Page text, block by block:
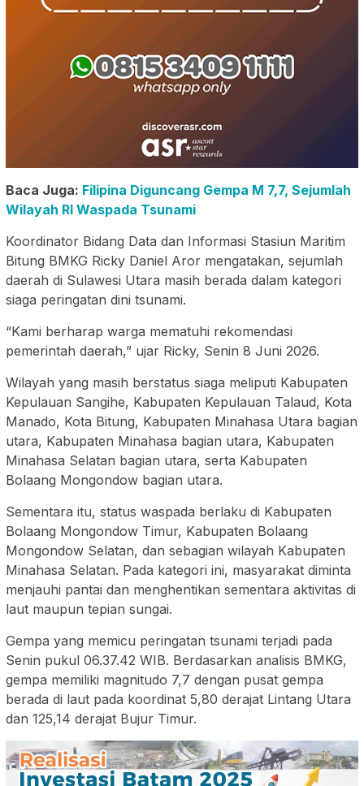
Baca Juga: Filipina Diguncang Gempa M 7,7, Sejumlah
Wilayah RI Waspada Tsunami
Koordinator Bidang Data dan Informasi Stasiun Maritim
Bitung BMKG Ricky Daniel Aror mengatakan, sejumlah
daerah di Sulawesi Utara masih berada dalam kategori
siaga peringatan dini tsunami.
“Kami berharap warga mematuhi rekomendasi
pemerintah daerah,” ujar Ricky, Senin 8 Juni 2026.
Wilayah yang masih berstatus siaga meliputi Kabupaten
Kepulauan Sangihe, Kabupaten Kepulauan Talaud, Kota
Manado, Kota Bitung, Kabupaten Minahasa Utara bagian
utara, Kabupaten Minahasa bagian utara, Kabupaten
Minahasa Selatan bagian utara, serta Kabupaten
Bolaang Mongondow bagian utara.
Sementara itu, status waspada berlaku di Kabupaten
Bolaang Mongondow Timur, Kabupaten Bolaang
Mongondow Selatan, dan sebagian wilayah Kabupaten
Minahasa Selatan. Pada kategori ini, masyarakat diminta
menjauhi pantai dan menghentikan sementara aktivitas di
laut maupun tepian sungai.
Gempa yang memicu peringatan tsunami terjadi pada
Senin pukul 06.37.42 WIB. Berdasarkan analisis BMKG,
gempa memiliki magnitudo 7,7 dengan pusat gempa
berada di laut pada koordinat 5,80 derajat Lintang Utara
dan 125,14 derajat Bujur Timur.